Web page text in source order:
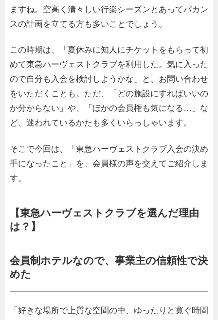
ますね。空高く清々しい行楽シーズンとあってバカン
スの計画を立てる方も多いことでしょう。
この時期は、「夏休みに知人にチケットをもらって初
めて東急ハーヴェストクラブを利用した。気に入った
ので自分も入会を検討しようかな」と、お問い合わせ
をいただくことも。ただ、「どの施設にすればいいの
か分からない」や、「ほかの会員権も気になる…」な
ど、迷われているかたも多くいらっしゃいます。
そこで今回は、「東急ハーヴェストクラブ入会の決め
手になったこと」を、会員様の声を交えてご紹介しま
す。
【東急ハーヴェストクラブを選んだ理由
は？】
会員制ホテルなので、事業主の信頼性で決
めた
「好きな場所で上質な空間の中、ゆったりと寛ぐ時間